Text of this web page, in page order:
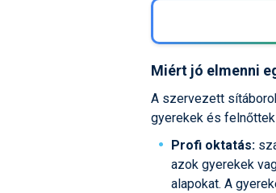
Miért jó elmenni
A szervezett
gyerekek és
Profi oktatás:
azok gyerekek
alapokat. A